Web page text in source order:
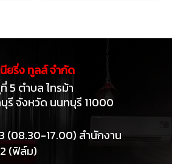
ยริ่ง ทูลส์ จำกัด
5 ตำบล ไทรม้า
จังหวัด นนทบุรี 11000
17.00) สำนักงาน
(ฟิล์ม)